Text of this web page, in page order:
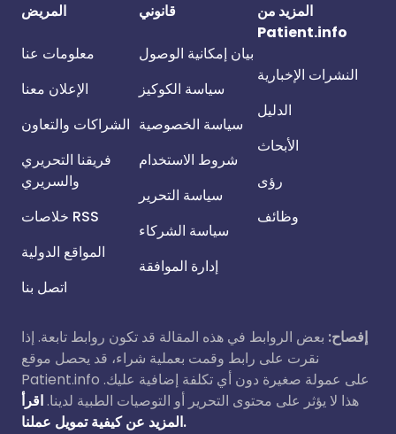
المريض
معلومات عنا
الإعلان معنا
الشراكات والتعاون
فريقنا التحريري
والسريري
خلاصات RSS
المواقع الدولية
اتصل بنا
قانوني
بيان إمكانية الوصول
سياسة الكوكيز
سياسة الخصوصية
شروط الاستخدام
سياسة التحرير
سياسة الشركاء
إدارة الموافقة
المزيد من
Patient.info
النشرات الإخبارية
الدليل
الأبحاث
رؤى
وظائف
إفصاح: بعض الروابط في هذه المقالة قد تكون روابط تابعة. إذا
نقرت على رابط وقمت بعملية شراء، قد يحصل موقع
Patient.info على عمولة صغيرة دون أي تكلفة إضافية عليك.
هذا لا يؤثر على محتوى التحرير أو التوصيات الطبية لدينا. اقرأ
المزيد عن كيفية تمويل عملنا.